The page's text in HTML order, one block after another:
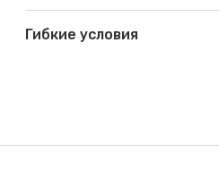
Гибкие условия